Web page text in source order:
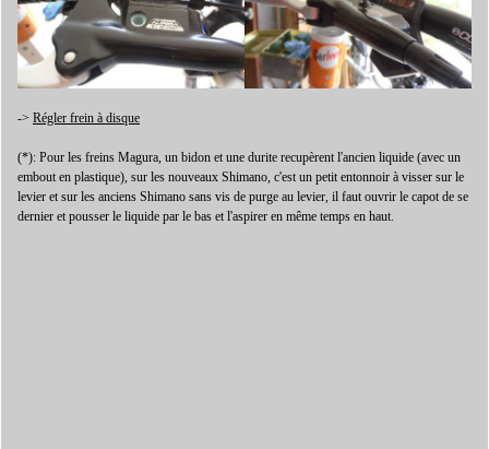
-> Régler frein à disque
(*): Pour les freins Magura, un bidon et une durite recupèrent l'ancien liquide (avec un
embout en plastique), sur les nouveaux Shimano, c'est un petit entonnoir à visser sur le
levier et sur les anciens Shimano sans vis de purge au levier, il faut ouvrir le capot de se
dernier et pousser le liquide par le bas et l'aspirer en même temps en haut.